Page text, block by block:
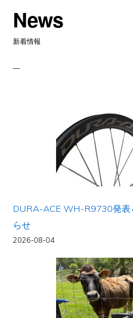
News
新着情報
DURA-ACE WH-R9730発表
らせ
2026-08-04